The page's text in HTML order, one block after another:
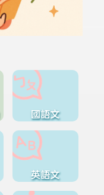
國語文
英語文